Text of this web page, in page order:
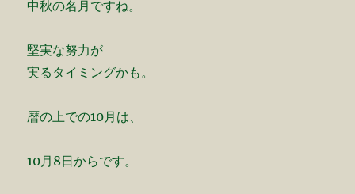
中秋の名月ですね。
堅実な努力が
実るタイミングかも。
暦の上での10月は、
10月8日からです。